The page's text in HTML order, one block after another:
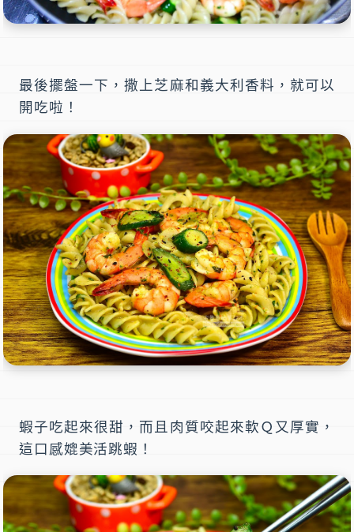
最後擺盤一下，撒上芝麻和義大利香料，就可以
開吃啦！
蝦子吃起來很甜，而且肉質咬起來軟Ｑ又厚實，
這口感媲美活跳蝦！